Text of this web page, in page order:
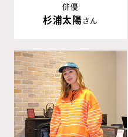
俳優
杉浦太陽さん